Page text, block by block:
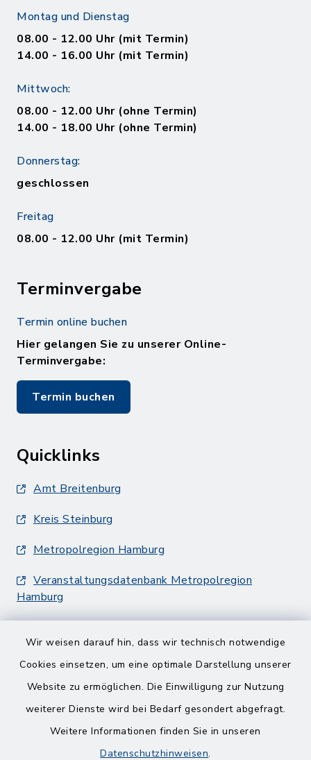
Wir weisen darauf hin, dass wir technisch notwendige
Cookies einsetzen, um eine optimale Darstellung unserer
Website zu ermöglichen. Die Einwilligung zur Nutzung
weiterer Dienste wird bei Bedarf gesondert abgefragt.
Weitere Informationen finden Sie in unseren
Datenschutzhinweisen.
Montag und Dienstag
08.00 - 12.00 Uhr (mit Termin)
14.00 - 16.00 Uhr (mit Termin)
Mittwoch:
08.00 - 12.00 Uhr (ohne Termin)
14.00 - 18.00 Uhr (ohne Termin)
Donnerstag:
geschlossen
Freitag
08.00 - 12.00 Uhr (mit Termin)
Terminvergabe
Termin online buchen
Hier gelangen Sie zu unserer Online-
Terminvergabe:
Termin buchen
Quicklinks
Amt Breitenburg
Kreis Steinburg
Metropolregion Hamburg
Veranstaltungsdatenbank Metropolregion
Hamburg
Barrierefreiheit